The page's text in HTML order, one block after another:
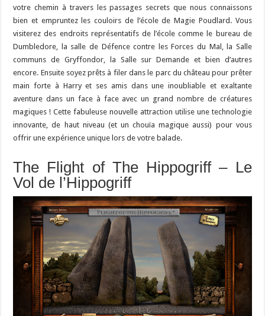
votre chemin à travers les passages secrets que nous connaissons
bien et empruntez les couloirs de l’école de Magie Poudlard. Vous
visiterez des endroits représentatifs de l’école comme le bureau de
Dumbledore, la salle de Défence contre les Forces du Mal, la Salle
communs de Gryffondor, la Salle sur Demande et bien d’autres
encore. Ensuite soyez prêts à filer dans le parc du château pour prêter
main forte à Harry et ses amis dans une inoubliable et exaltante
aventure dans un face à face avec un grand nombre de créatures
magiques ! Cette fabuleuse nouvelle attraction utilise une technologie
innovante, de haut niveau (et un chouïa magique aussi) pour vous
offrir une expérience unique lors de votre balade.
The Flight of The Hippogriff – Le
Vol de l’Hippogriff